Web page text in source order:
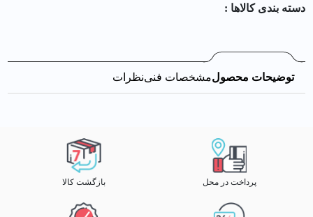
دسته بندی کالا‌ها :
توضیحات محصولمشخصات فنینظرات
پرداخت در محل بازگشت کالا